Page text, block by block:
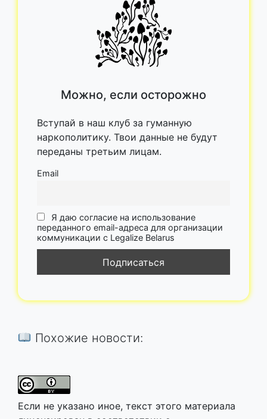
Можно, если осторожно
Вступай в наш клуб за гуманную
наркополитику. Твои данные не будут
переданы третьим лицам.
Email
Я даю согласие на использование
переданного email-адреса для организации
коммуникации с Legalize Belarus
Похожие новости:
Если не указано иное, текст этого материала